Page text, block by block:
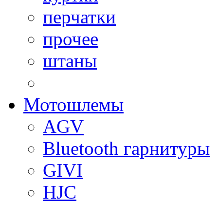
перчатки
прочее
штаны
Мотошлемы
AGV
Bluetooth гарнитуры
GIVI
HJC